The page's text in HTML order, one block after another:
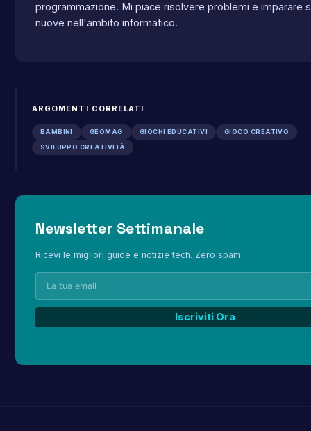
programmazione. Mi piace risolvere problemi e imparare
nuove nell'ambito informatico.
ARGOMENTI CORRELATI
BAMBINI GEOMAG GIOCHI EDUCATIVI
GIOCO CREATIVO
SVILUPPO CREATIVITÀ
Newsletter Settimanale
Ricevi le migliori guide e notizie tech. Zero spam.